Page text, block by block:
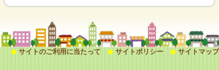
サイトのご利用に当たって サイトポリシー サイトマップ